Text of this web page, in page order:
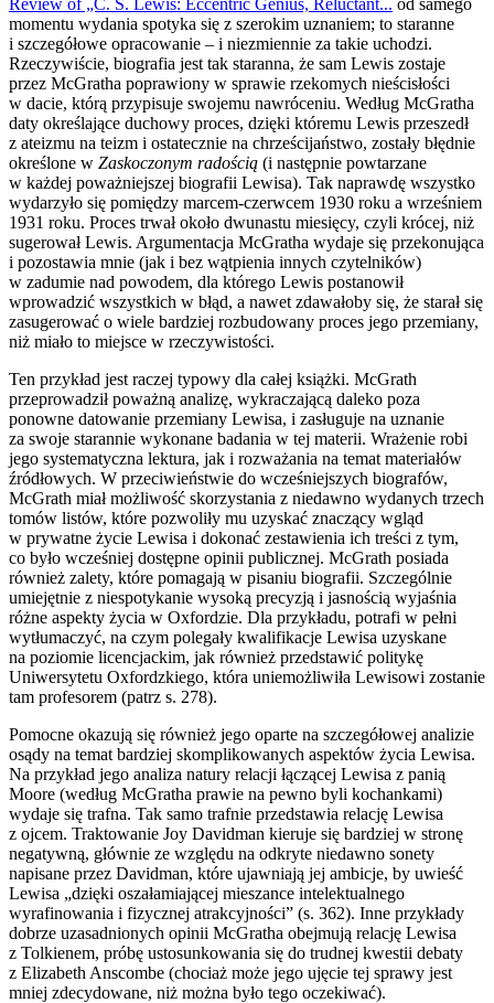
momentu wydania spotyka się z szerokim uznaniem; to staranne
i szczegółowe opracowanie – i niezmiennie za takie uchodzi.
Rzeczywiście, biografia jest tak staranna, że sam Lewis zostaje
przez McGratha poprawiony w sprawie rzekomych nieścisłości
w dacie, którą przypisuje swojemu nawróceniu. Według McGratha
daty określające duchowy proces, dzięki któremu Lewis przeszedł
z ateizmu na teizm i ostatecznie na chrześcijaństwo, zostały błędnie
określone w Zaskoczonym radością (i następnie powtarzane
w każdej poważniejszej biografii Lewisa). Tak naprawdę wszystko
wydarzyło się pomiędzy marcem-czerwcem 1930 roku a wrześniem
1931 roku. Proces trwał około dwunastu miesięcy, czyli krócej, niż
sugerował Lewis. Argumentacja McGratha wydaje się przekonująca
i pozostawia mnie (jak i bez wątpienia innych czytelników)
w zadumie nad powodem, dla którego Lewis postanowił
wprowadzić wszystkich w błąd, a nawet zdawałoby się, że starał się
zasugerować o wiele bardziej rozbudowany proces jego przemiany,
niż miało to miejsce w rzeczywistości.
Ten przykład jest raczej typowy dla całej książki. McGrath
przeprowadził poważną analizę, wykraczającą daleko poza
ponowne datowanie przemiany Lewisa, i zasługuje na uznanie
za swoje starannie wykonane badania w tej materii. Wrażenie robi
jego systematyczna lektura, jak i rozważania na temat materiałów
źródłowych. W przeciwieństwie do wcześniejszych biografów,
McGrath miał możliwość skorzystania z niedawno wydanych trzech
tomów listów, które pozwoliły mu uzyskać znaczący wgląd
w prywatne życie Lewisa i dokonać zestawienia ich treści z tym,
co było wcześniej dostępne opinii publicznej. McGrath posiada
również zalety, które pomagają w pisaniu biografii. Szczególnie
umiejętnie z niespotykanie wysoką precyzją i jasnością wyjaśnia
różne aspekty życia w Oxfordzie. Dla przykładu, potrafi w pełni
wytłumaczyć, na czym polegały kwalifikacje Lewisa uzyskane
na poziomie licencjackim, jak również przedstawić politykę
Uniwersytetu Oxfordzkiego, która uniemożliwiła Lewisowi zostanie
tam profesorem (patrz s. 278).
Pomocne okazują się również jego oparte na szczegółowej analizie
osądy na temat bardziej skomplikowanych aspektów życia Lewisa.
Na przykład jego analiza natury relacji łączącej Lewisa z panią
Moore (według McGratha prawie na pewno byli kochankami)
wydaje się trafna. Tak samo trafnie przedstawia relację Lewisa
z ojcem. Traktowanie Joy Davidman kieruje się bardziej w stronę
negatywną, głównie ze względu na odkryte niedawno sonety
napisane przez Davidman, które ujawniają jej ambicje, by uwieść
Lewisa „dzięki oszałamiającej mieszance intelektualnego
wyrafinowania i fizycznej atrakcyjności” (s. 362). Inne przykłady
dobrze uzasadnionych opinii McGratha obejmują relację Lewisa
z Tolkienem, próbę ustosunkowania się do trudnej kwestii debaty
z Elizabeth Anscombe (chociaż może jego ujęcie tej sprawy jest
mniej zdecydowane, niż można było tego oczekiwać).